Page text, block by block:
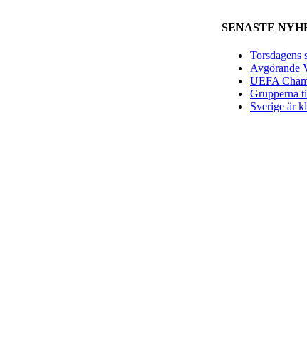
SENASTE
Torsdagens
Avgörande
UEFA
Grupperna
Sverige är